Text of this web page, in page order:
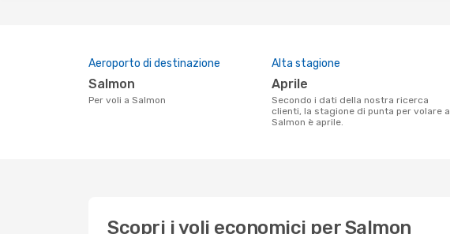
Aeroporto di destinazione
Salmon
Per voli a Salmon
Alta stagione
aprile
Secondo i dati della nostra ricerca
clienti, la stagione di punta per volare a
Salmon è aprile.
Scopri i voli economici per Salmon